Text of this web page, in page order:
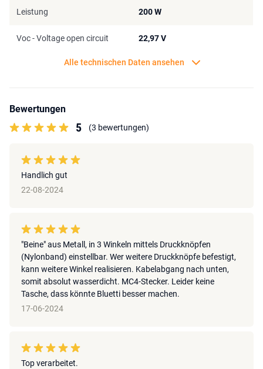
Leistung 200 W
Voc - Voltage open circuit 22,97 V
Alle technischen Daten ansehen
Bewertungen
5 (3 bewertungen)
Handlich gut
22-08-2024
"Beine" aus Metall, in 3 Winkeln mittels Druckknöpfen
(Nylonband) einstellbar. Wer weitere Druckknöpfe befestigt,
kann weitere Winkel realisieren. Kabelabgang nach unten,
somit absolut wasserdicht. MC4-Stecker. Leider keine
Tasche, dass könnte Bluetti besser machen.
17-06-2024
Top verarbeitet.